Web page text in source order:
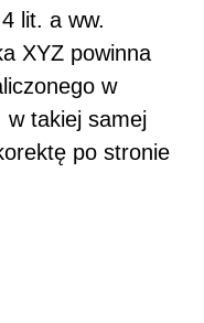
lit. a ww.
XYZ powinna
w
w takiej samej
po stronie